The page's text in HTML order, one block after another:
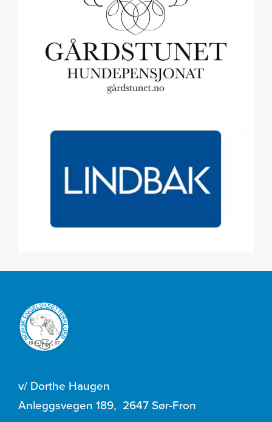
v/ Dorthe Haugen
Anleggsvegen 189, 2647 Sør-Fron